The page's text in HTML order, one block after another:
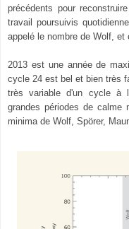
précédents pour
travail poursuivis
appelé le nombre de Wolf, et
2013 est une année de
cycle 24 est bel et bien très
très variable d'un cycle à
grandes périodes de calme
minima de Wolf, Spörer,